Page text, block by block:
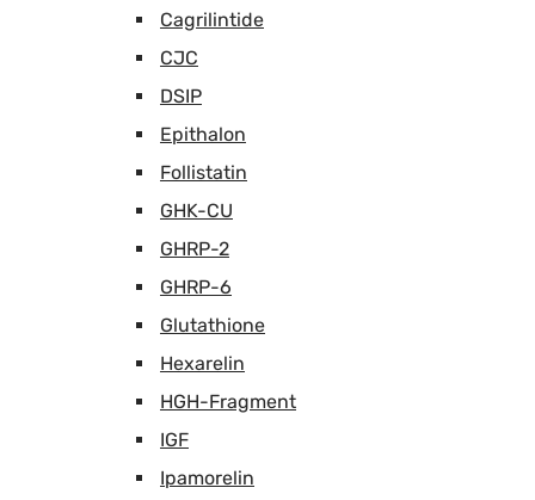
Cagrilintide
CJC
DSIP
Epithalon
Follistatin
GHK-CU
GHRP-2
GHRP-6
Glutathione
Hexarelin
HGH-Fragment
IGF
Ipamorelin